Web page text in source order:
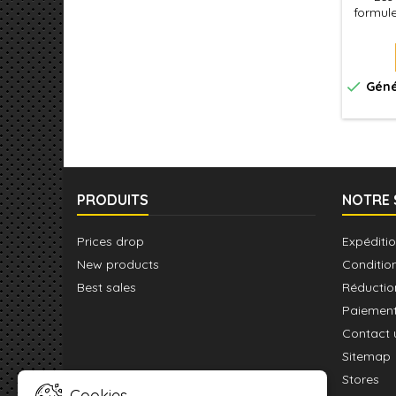
pour
pour

PRODUITS
Prices drop
New products
Best sales
NOTRE
Contact
Sitemap
Stores